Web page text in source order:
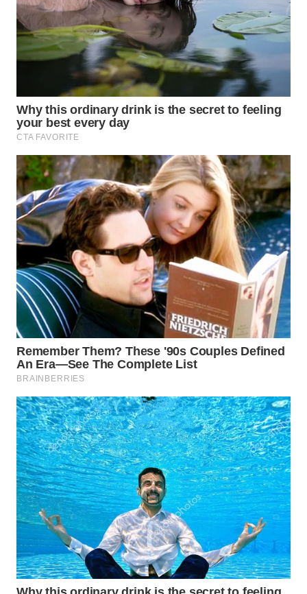
Wahana
Media
Group
WAHANA
WAHANA
TANI
WAHANA
ADVOKAT
WAHANA
INFRASTRUKTUR
WAHANA
KONSUMEN
WAHANA
LISTRIK
WAHANA
TRAVEL
WAHANA
TV
WAHANANEWS
ID
WAHANANEWS
CO ID
WAHANANEWS
NET